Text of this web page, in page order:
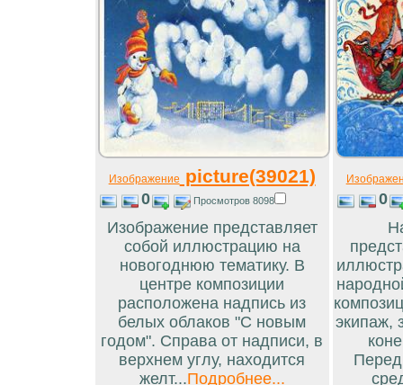
Изображение picture(39021)
0 Просмотров 8098
Изображение представляет
собой иллюстрацию на
новогоднюю тематику. В
центре композиции
расположена надпись из
белых облаков "С новым
годом". Справа от надписи, в
верхнем углу, находится
желт...Подробнее...
0
экипаж,